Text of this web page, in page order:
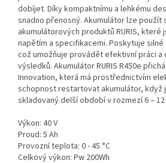
dobíjet. Díky kompaktnímu a lehkému
snadno přenosný. Akumulátor lze použít
akumulátorových produktů RURIS, které
napětím a specifikacemi. Poskytuje silné
což umožňuje provádět efektivní práci a
výsledků. Akumulátor RURIS R450e
Innovation, která má prostřednictvím
schopnost restartovat akumulátor, když
skladovaný delší období v rozmezí 6 –
Výkon: 40 V
Proud: 5 Ah
Provozní teplota: 0 - 45 °C
Celkový výkon: Pw 200Wh